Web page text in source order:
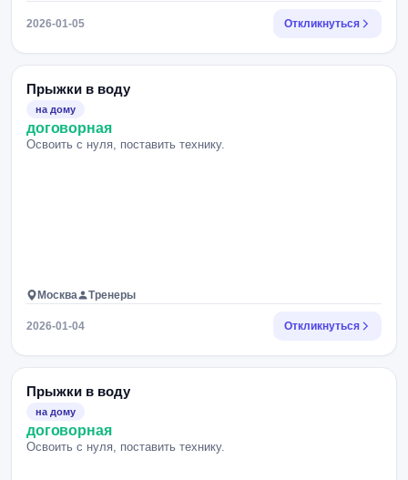
2026-01-05 Откликнуться
Прыжки в воду
на дому
договорная
Освоить с нуля, поставить технику.
Москва Тренеры
2026-01-04 Откликнуться
Прыжки в воду
на дому
договорная
Освоить с нуля, поставить технику.